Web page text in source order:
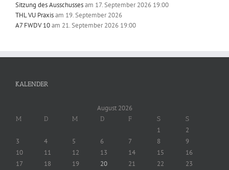
Sitzung des Ausschussesam 17. September 2026 19:00
THL VU Praxisam 19. September 2026
A7 FWDV 10am 21. September 2026 19:00
KALENDER
August 2026
M D M D F S S
1
2
3
4 5 6 7 8
9
10
11 12 13 14 15
16
17
18 19 20 21 22
23